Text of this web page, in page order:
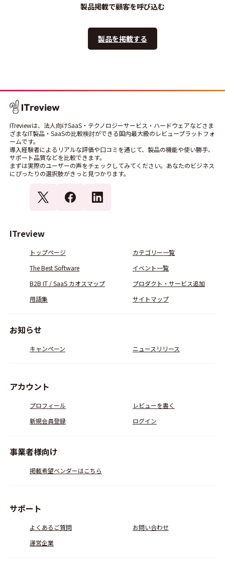
製品掲載で顧客を呼び込む
製品を掲載する
ITreviewは、法人向けSaaS・テクノロジーサービス・ハードウェアなどさま
ざまなIT製品・SaaSの比較検討ができる国内最大級のレビュープラットフォ
ームです。
導入経験者によるリアルな評価や口コミを通じて、製品の機能や使い勝手、
サポート品質などを比較できます。
まずは実際のユーザーの声をチェックしてみてください。あなたのビジネス
にぴったりの選択肢がきっと見つかります。
ITreview
トップページ
カテゴリー一覧
The Best Software
イベント一覧
B2B IT / SaaS カオスマップ
プロダクト・サービス追加
用語集
サイトマップ
お知らせ
キャンペーン ニュースリリース
アカウント
プロフィール
レビューを書く
新規会員登録
ログイン
事業者様向け
掲載希望ベンダーはこちら
サポート
よくあるご質問
お問い合わせ
運営企業